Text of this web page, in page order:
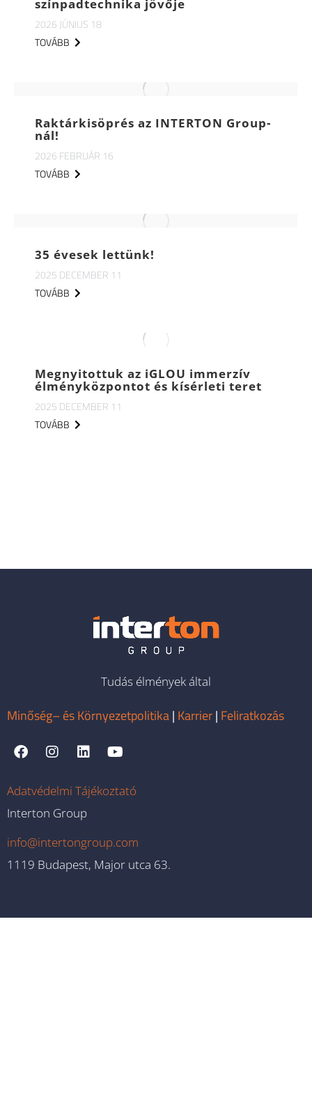
színpadtechnika jövője
2026 JÚNIUS 18
TOVÁBB
Raktárkisöprés az INTERTON Group-
nál!
2026 FEBRUÁR 16
TOVÁBB
35 évesek lettünk!
2025 DECEMBER 11
TOVÁBB
Megnyitottuk az iGLOU immerzív
élményközpontot és kísérleti teret
2025 DECEMBER 11
TOVÁBB
Tudás élmények által
Minőség– és Környezetpolitika| Karrier| Feliratkozás
Adatvédelmi Tájékoztató
Interton Group
info@intertongroup.com
1119 Budapest, Major utca 63.